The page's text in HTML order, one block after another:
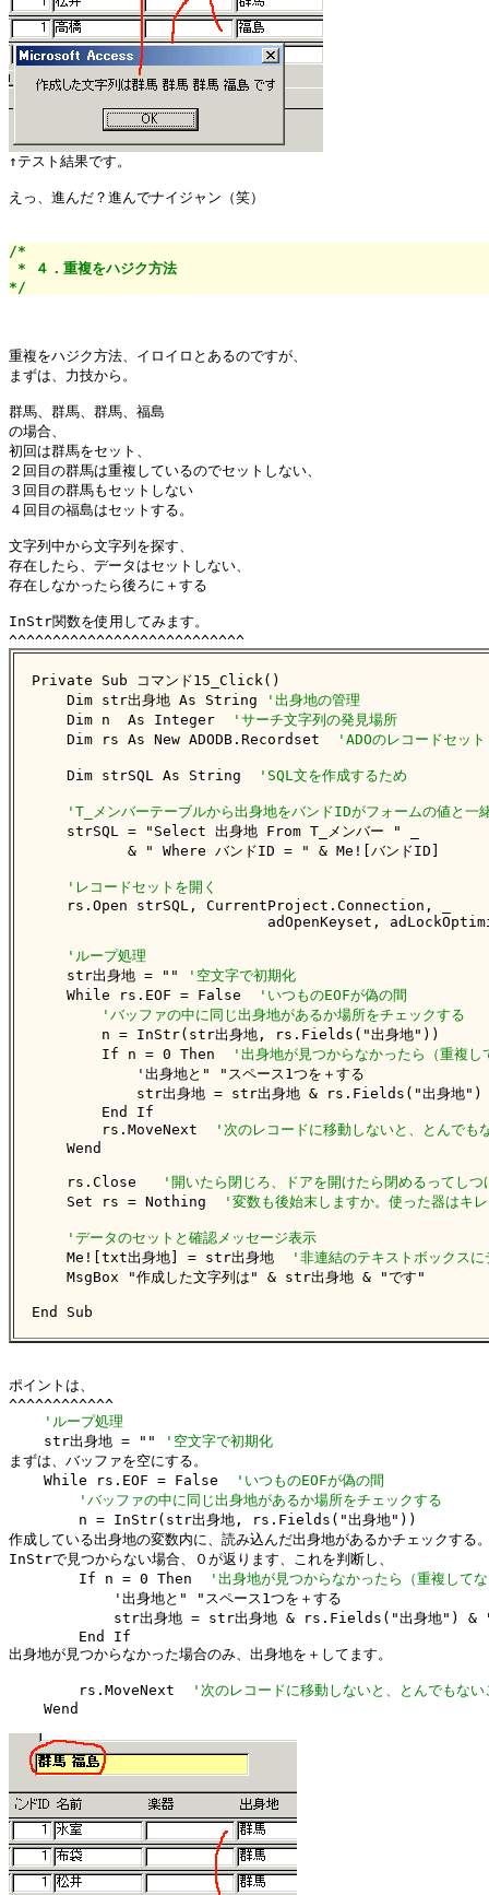
えっ、進んだ？進んでナイジャン（笑）
/*
* ４．重複をハジク方法
*/
重複をハジク方法、イロイロとあるのですが、
まずは、力技から。
群馬、群馬、群馬、福島
の場合、
初回は群馬をセット、
２回目の群馬は重複しているのでセットしない、
３回目の群馬もセットしない
４回目の福島はセットする。
文字列中から文字列を探す、
存在したら、データはセットしない、
存在しなかったら後ろに＋する
InStr関数を使用してみます。
Private Sub コマンド15_Click()
    Dim str出身地 As String
'出身地の管理
    Dim n  As Integer
'サーチ文字列の発見場所
    Dim rs As New ADODB.Recordset
'ADOのレコードセット
    Dim strSQL As String
'SQL文を作成するため
'T_メンバーテーブルから出身地をバンドIDがフォームの値と一
    strSQL = "Select 出身地 From T_メンバー " _
           & " Where バンドID = " & Me![バンドID]
'レコードセットを開く
    rs.Open strSQL, CurrentProject.Connection, _
adOpenKeyset,
'ループ処理
    str出身地 = ""
'空文字で初期化
    While rs.EOF = False
'いつものEOFが偽の間
'バッファの中に同じ出身地があるか場所をチェックする
        n = InStr(str出身地, rs.Fields("出身地"))
        If n = 0 Then
'出身地が見つからなかったら（重複し
            '出身地と" "スペース1つを＋する
str出身地 = str出身地 & rs.Fields("出身地")
        End If
        rs.MoveNext
'次のレコードに移動しないと、とんでも
    Wend
    rs.Close
'開いたら閉じろ、ドアを開けたら閉めるってし
    Set rs = Nothing
'変数も後始末しますか。使った器はキ
'データのセットと確認メッセージ表示
    Me![txt出身地] = str出身地
'非連結のテキストボックスに
    MsgBox "作成した文字列は" & str出身地 & "です"
End Sub
ポイントは、
^^^^^^^^^^^^
'ループ処理
    str出身地 = ""
'空文字で初期化
まずは、バッファを空にする。
    While rs.EOF = False
'いつものEOFが偽の間
'バッファの中に同じ出身地があるか場所をチェックする
        n = InStr(str出身地, rs.Fields("出身地"))
作成している出身地の変数内に、読み込んだ出身地があるかチェックする
InStrで見つからない場合、０が返ります、これを判断し、
        If n = 0 Then
'出身地が見つからなかったら（重複して
            '出身地と" "スペース1つを＋する
str出身地 = str出身地 & rs.Fields("出身地") &
        End If
出身地が見つからなかった場合のみ、出身地を＋してます。
        rs.MoveNext
'次のレコードに移動しないと、とんでもな
    Wend